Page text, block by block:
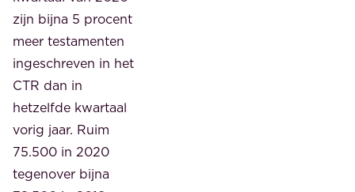
zijn bijna 5 procent
meer testamenten
ingeschreven in het
CTR dan in
hetzelfde kwartaal
vorig jaar. Ruim
75.500 in 2020
tegenover bijna